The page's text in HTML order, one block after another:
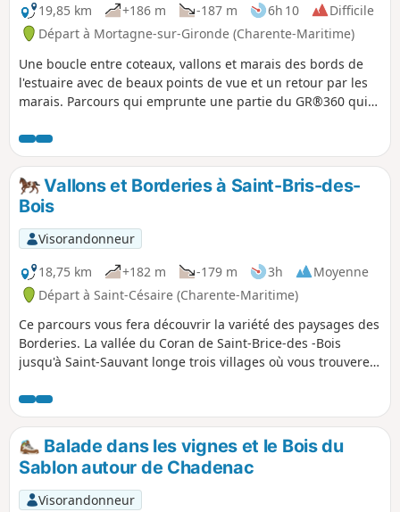
19,85 km
+186 m -187 m 6h 10
Difficile
Départ à Mortagne-sur-Gironde (Charente-Maritime)
Une boucle entre coteaux, vallons et marais des bords de
l'estuaire avec de beaux points de vue et un retour par les
marais. Parcours qui emprunte une partie du GR®360 qui
Vallons et Borderies à Saint-Bris-des-
Bois
Visorandonneur
18,75 km
+182 m -179 m 3h
Moyenne
Départ à Saint-Césaire (Charente-Maritime)
Ce parcours vous fera découvrir la variété des paysages des
Borderies. La vallée du Coran de Saint-Brice-des -Bois
jusqu'à Saint-Sauvant longe trois villages où vous trouverez
ou monuments remarquables. Passé Saint-Sauvant vous
ressentirez le côté secret des Borderies où les vignes et les
exploitations se découvrent au détour d'un bois, au creux
d'un vallon. La nature y est moins apprivoisée que dans le
reste de la région.
Balade dans les vignes et le Bois du
Sablon autour de Chadenac
Visorandonneur